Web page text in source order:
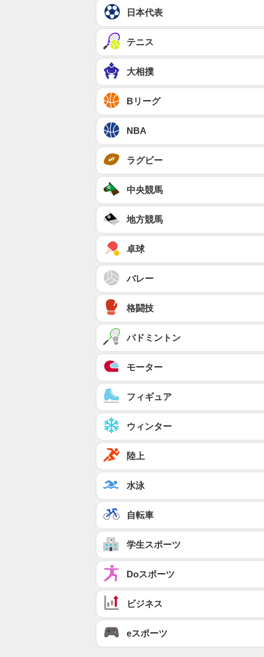
日本代表
テニス
大相撲
Bリーグ
NBA
ラグビー
中央競馬
地方競馬
卓球
バレー
格闘技
バドミントン
モーター
フィギュア
ウィンター
陸上
水泳
自転車
学生スポーツ
Doスポーツ
ビジネス
eスポーツ